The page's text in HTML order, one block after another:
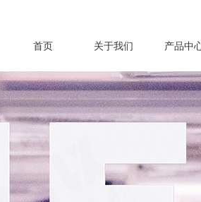
首页 关于我们 产品中